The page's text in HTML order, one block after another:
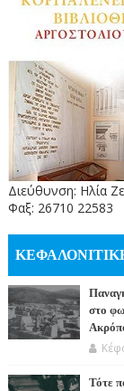
Διεύθυνση: Ηλία
Φαξ: 26710 22583
στο
Τότε